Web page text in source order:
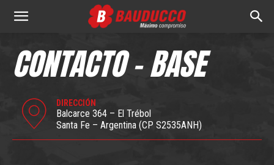
Bauducco
S.A.CONTACTO - BASE
DIRECCIÓN
Balcarce 364 – El Trébol
Santa Fe – Argentina (CP S2535ANH)